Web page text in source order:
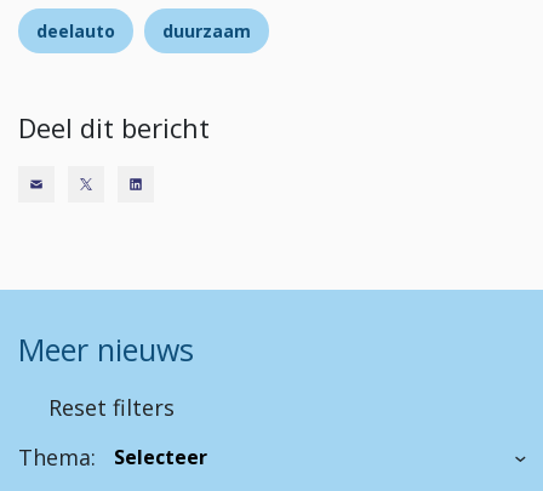
deelauto duurzaam
Deel dit bericht
Meer nieuws
Reset filters
Thema: